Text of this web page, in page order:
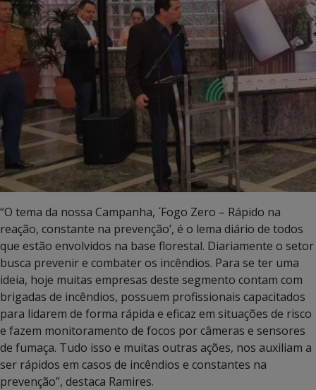
“O tema da nossa Campanha, ´Fogo Zero – Rápido na
reação, constante na prevenção’, é o lema diário de todos
que estão envolvidos na base florestal. Diariamente o setor
busca prevenir e combater os incêndios. Para se ter uma
ideia, hoje muitas empresas deste segmento contam com
brigadas de incêndios, possuem profissionais capacitados
para lidarem de forma rápida e eficaz em situações de risco
e fazem monitoramento de focos por câmeras e sensores
de fumaça. Tudo isso e muitas outras ações, nos auxiliam a
ser rápidos em casos de incêndios e constantes na
prevenção”, destaca Ramires.